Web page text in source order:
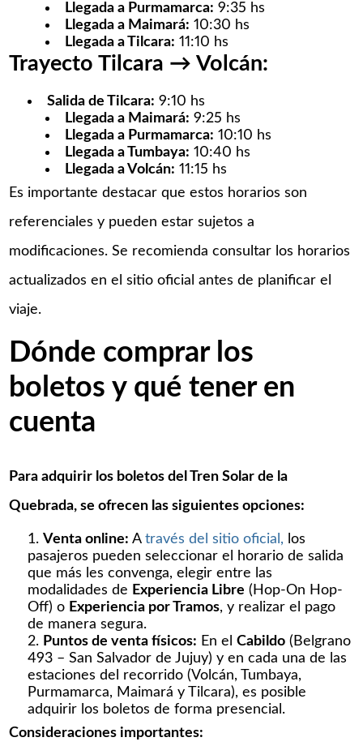
Llegada a Purmamarca: 9:35 hs​
Llegada a Maimará: 10:30 hs​
Llegada a Tilcara: 11:10 hs​
Trayecto Tilcara → Volcán:
Salida de Tilcara: 9:10 hs​
Llegada a Maimará: 9:25 hs​
Llegada a Purmamarca: 10:10 hs​
Llegada a Tumbaya: 10:40 hs​
Llegada a Volcán: 11:15 hs​
Es importante destacar que estos horarios son
referenciales y pueden estar sujetos a
modificaciones. Se recomienda consultar los horarios
actualizados en el sitio oficial antes de planificar el
viaje. ​
Dónde comprar los
boletos y qué tener en
cuenta
Para adquirir los boletos del Tren Solar de la
Quebrada, se ofrecen las siguientes opciones:​
Venta online: A través del sitio oficial, los
pasajeros pueden seleccionar el horario de salida
que más les convenga, elegir entre las
modalidades de Experiencia Libre (Hop-On Hop-
Off) o Experiencia por Tramos, y realizar el pago
de manera segura.
Puntos de venta físicos: En el Cabildo(Belgrano
493 – San Salvador de Jujuy) y en cada una de las
estaciones del recorrido (Volcán, Tumbaya,
Purmamarca, Maimará y Tilcara), es posible
adquirir los boletos de forma presencial.
Consideraciones importantes: